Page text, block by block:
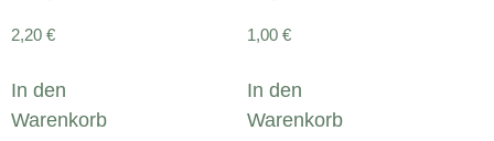
2,20 €
In den
Warenkorb
1,00 €
In den
Warenkorb